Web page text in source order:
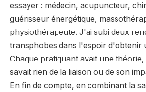
essayer : médecin, acupuncteur,
guérisseur énergétique,
physiothérapeute. J'ai subi deux
transphobes dans l'espoir d'obtenir
Chaque pratiquant avait une théorie,
savait rien de la liaison ou de son
En fin de compte, en combinant la